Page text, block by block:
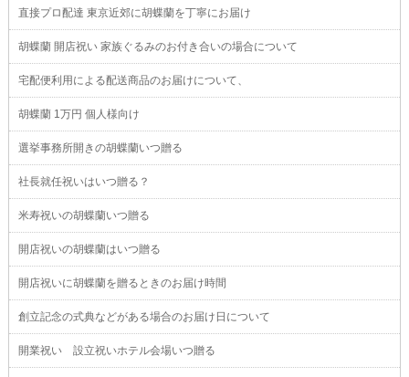
直接プロ配達 東京近郊に胡蝶蘭を丁寧にお届け
胡蝶蘭 開店祝い 家族ぐるみのお付き合いの場合について
宅配便利用による配送商品のお届けについて、
胡蝶蘭 1万円 個人様向け
選挙事務所開きの胡蝶蘭いつ贈る
社長就任祝いはいつ贈る？
米寿祝いの胡蝶蘭いつ贈る
開店祝いの胡蝶蘭はいつ贈る
開店祝いに胡蝶蘭を贈るときのお届け時間
創立記念の式典などがある場合のお届け日について
開業祝い 設立祝いホテル会場いつ贈る